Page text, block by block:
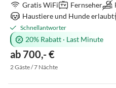
Gratis WiFi Fernseher
Haustiere und Hunde erlaubt
Schnellantworter
20% Rabatt · Last Minute
ab 700,- €
2 Gäste / 7 Nächte